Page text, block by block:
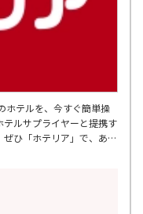
ホテルを、今すぐ簡単操
ルサプライヤーと提携す
ひ「ホテリア」で、あな